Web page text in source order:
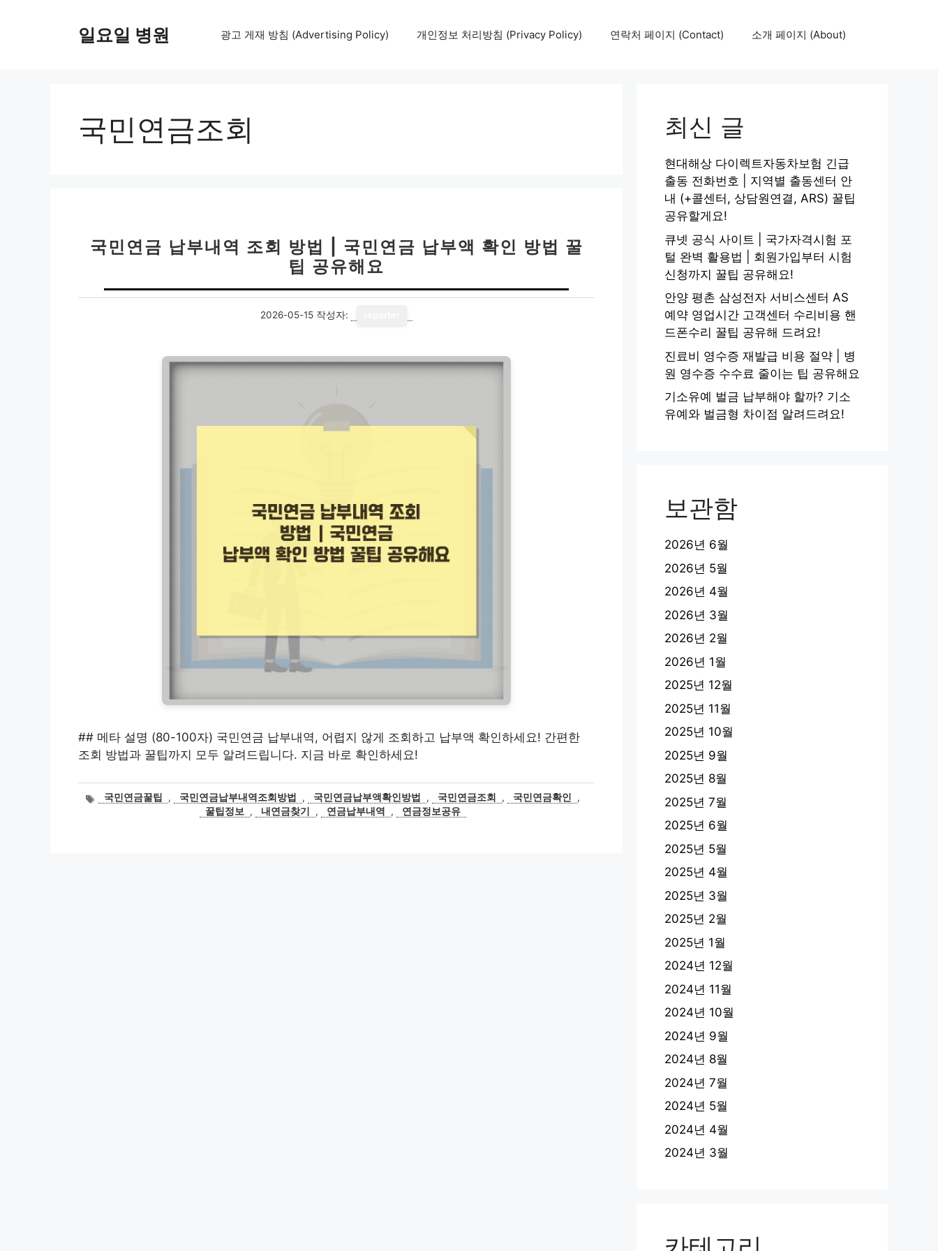
일요일 병원 광고 게재 방침 (Advertising Policy) 개인정보 처리방침 (Privacy Policy) 연락처 페이지 (Contact) 소개 페이지 (About)
국민연금조회
국민연금 납부내역 조회 방법 | 국민연금 납부액 확인 방법 꿀
팁 공유해요
2026-05-15 작성자:
## 메타 설명 (80-100자) 국민연금 납부내역, 어렵지 않게 조회하고 납부액 확인하세요! 간편한
조회 방법과 꿀팁까지 모두 알려드립니다. 지금 바로 확인하세요!
태국민연금꿀팁 , 국민연금납부내역조회방법 , 국민연금납부액확인방법 , 국민연금조회 , 국민연금확인
,
꿀팁정보
, 내연금찾기 , 연금납부내역 , 연금정보공유
최신 글
현대해상 다이렉트자동차보험 긴급
출동 전화번호 | 지역별 출동센터 안
내 (+콜센터, 상담원연결, ARS) 꿀팁
공유할게요!
큐넷 공식 사이트 | 국가자격시험 포
털 완벽 활용법 | 회원가입부터 시험
신청까지 꿀팁 공유해요!
안양 평촌 삼성전자 서비스센터 AS
예약 영업시간 고객센터 수리비용 핸
드폰수리 꿀팁 공유해 드려요!
진료비 영수증 재발급 비용 절약 | 병
원 영수증 수수료 줄이는 팁 공유해요
기소유예 벌금 납부해야 할까? 기소
유예와 벌금형 차이점 알려드려요!
보관함
2026년 6월
2026년 5월
2026년 4월
2026년 3월
2026년 2월
2026년 1월
2025년 12월
2025년 11월
2025년 10월
2025년 9월
2025년 8월
2025년 7월
2025년 6월
2025년 5월
2025년 4월
2025년 3월
2025년 2월
2025년 1월
2024년 12월
2024년 11월
2024년 10월
2024년 9월
2024년 8월
2024년 7월
2024년 5월
2024년 4월
2024년 3월